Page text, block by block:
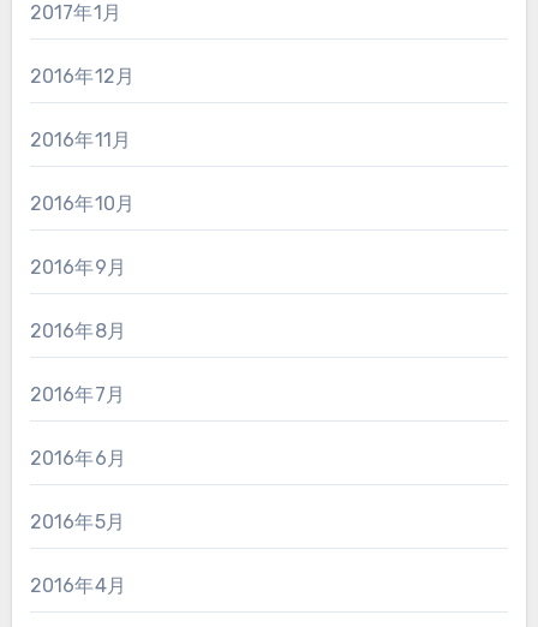
2017年1月
2016年12月
2016年11月
2016年10月
2016年9月
2016年8月
2016年7月
2016年6月
2016年5月
2016年4月